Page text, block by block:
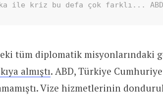
ile kriz bu defa çok farklı...
tüm diplomatik misyonlarındaki
almıştı. ABD, Türkiye
Vize hizmetlerinin